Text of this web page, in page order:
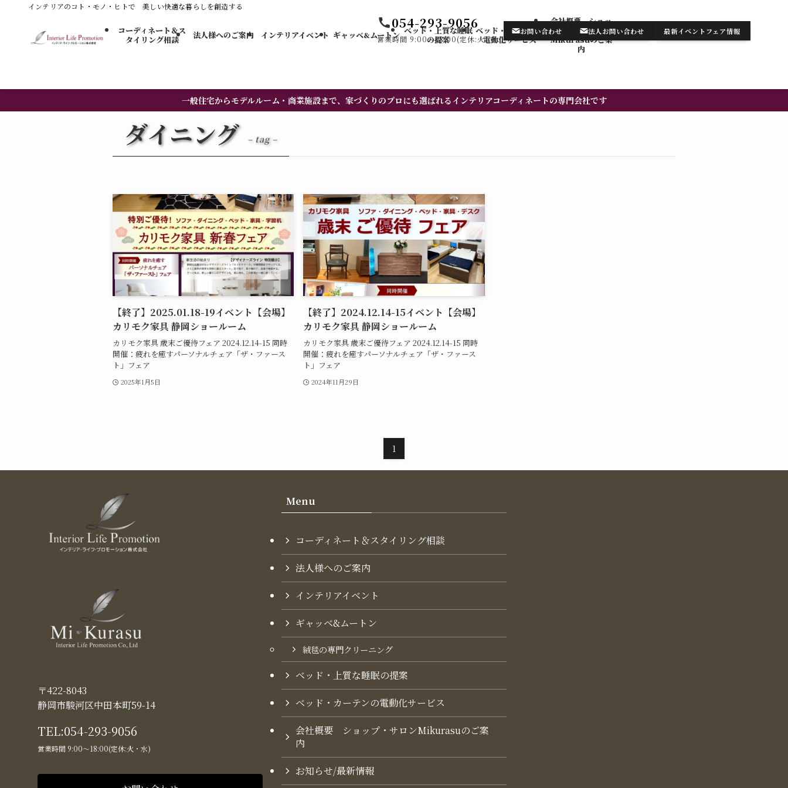
インテリアのコト・モノ・ヒトで 美しい快適な暮らしを創造する
コーディネート＆ス
タイリング​相談
法人様へのご案内 インテリアイベント ギャッベ&ムートン ベッド・上質な睡眠
の提案
ベッド・カーテンの
電動化サービス
会社概要 ショッ
プ・サロン
Mikurasuのご案
内​
お知らせ/最新情報 お問い合わせ
一般住宅からモデルルーム・商業施設まで、家づくりのプロにも選ばれるインテリアコーディネートの専門会社です
ダイニング – tag –
【終了】2025.01.18-19イベント【会場】
カリモク家具 静岡ショールーム
カリモク家具 歳末ご優待フェア 2024.12.14-15 同時
開催：疲れを癒すパーソナルチェア「ザ・ファース
ト」フェア
2025年1月5日
【終了】2024.12.14-15イベント【会場】
カリモク家具 静岡ショールーム
カリモク家具 歳末ご優待フェア 2024.12.14-15 同時
開催：疲れを癒すパーソナルチェア「ザ・ファース
ト」フェア
2024年11月29日
1
054-293-9056
営業時間 9:00〜18:00(定休:火・水)
お問い合わせ 法人お問い合わせ 最新イベントフェア情報
〒422-8043
静岡市駿河区中田本町59-14
TEL:054-293-9056
営業時間 9:00〜18:00(定休:火・水)
Menu
コーディネート＆スタイリング​相談
法人様へのご案内
インテリアイベント
ギャッベ&ムートン
絨毯の専門クリーニング
ベッド・上質な睡眠の提案
ベッド・カーテンの電動化サービス
会社概要 ショップ・サロンMikurasuのご案
内​
お知らせ/最新情報